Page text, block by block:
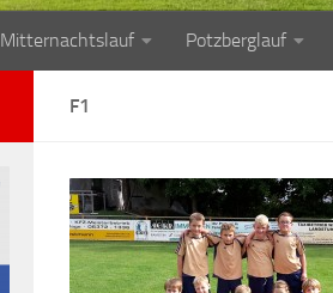
Mitternachtslauf Potzberglauf
F1